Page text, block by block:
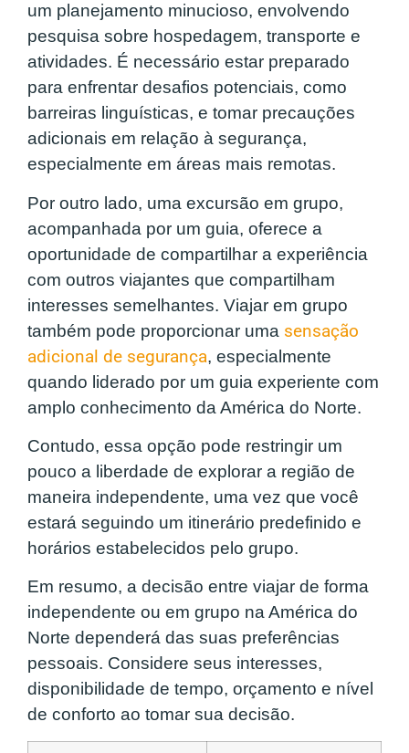
um planejamento minucioso, envolvendo
pesquisa sobre hospedagem, transporte e
atividades. É necessário estar preparado
para enfrentar desafios potenciais, como
barreiras linguísticas, e tomar precauções
adicionais em relação à segurança,
especialmente em áreas mais remotas.
Por outro lado, uma excursão em grupo,
acompanhada por um guia, oferece a
oportunidade de compartilhar a experiência
com outros viajantes que compartilham
interesses semelhantes. Viajar em grupo
também pode proporcionar uma sensação
adicional de segurança, especialmente
quando liderado por um guia experiente com
amplo conhecimento da América do Norte.
Contudo, essa opção pode restringir um
pouco a liberdade de explorar a região de
maneira independente, uma vez que você
estará seguindo um itinerário predefinido e
horários estabelecidos pelo grupo.
Em resumo, a decisão entre viajar de forma
independente ou em grupo na América do
Norte dependerá das suas preferências
pessoais. Considere seus interesses,
disponibilidade de tempo, orçamento e nível
de conforto ao tomar sua decisão.